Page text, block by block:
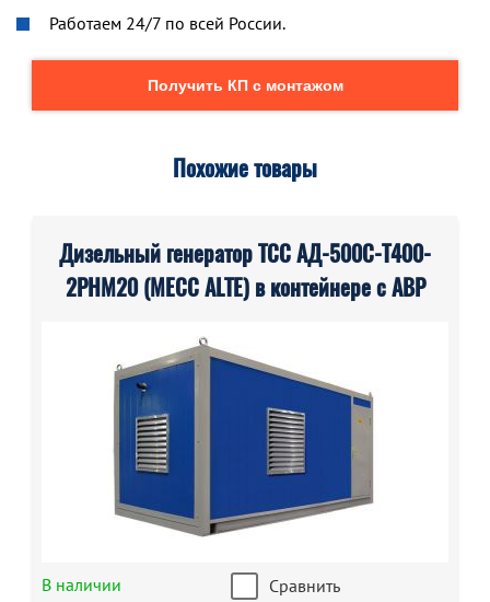
Работаем 24/7 по всей России.
Получить КП с монтажом
Похожие товары
Дизельный генератор ТСС АД-500С-Т400-
2РНМ20 (MECC ALTE) в контейнере с АВР
В наличии
Сравнить